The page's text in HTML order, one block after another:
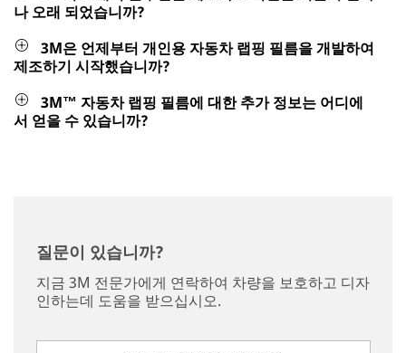
나 오래 되었습니까?
3M은 언제부터 개인용 자동차 랩핑 필름을 개발하여
제조하기 시작했습니까?
3M™ 자동차 랩핑 필름에 대한 추가 정보는 어디에
서 얻을 수 있습니까?
질문이 있습니까?
지금 3M 전문가에게 연락하여 차량을 보호하고 디자
인하는데 도움을 받으십시오.